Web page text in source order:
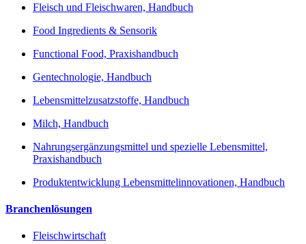
Fleisch und Fleischwaren, Handbuch
Food Ingredients & Sensorik
Functional Food, Praxishandbuch
Gentechnologie, Handbuch
Lebensmittelzusatzstoffe, Handbuch
Milch, Handbuch
Nahrungsergänzungsmittel und spezielle Lebensmittel,
Praxishandbuch
Produktentwicklung Lebensmittelinnovationen, Handbuch
Branchenlösungen
Fleischwirtschaft